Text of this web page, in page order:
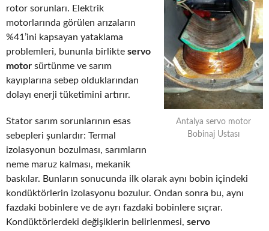
Antalya servo motor
Bobinaj Ustası
rotor sorunları. Elektrik
motorlarında görülen arızaların
%41’ini kapsayan yataklama
problemleri, bununla birlikte servo
motor sürtünme ve sarım
kayıplarına sebep olduklarından
dolayı enerji tüketimini artırır.
Stator sarım sorunlarının esas
sebepleri şunlardır: Termal
izolasyonun bozulması, sarımların
neme maruz kalması, mekanik
baskılar. Bunların sonucunda ilk olarak aynı bobin içindeki
kondüktörlerin izolasyonu bozulur. Ondan sonra bu, aynı
fazdaki bobinlere ve de ayrı fazdaki bobinlere sıçrar.
Kondüktörlerdeki değişiklerin belirlenmesi, servo